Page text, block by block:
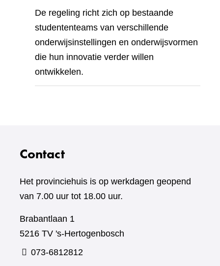
De regeling richt zich op bestaande
studententeams van verschillende
onderwijsinstellingen en onderwijsvormen
die hun innovatie verder willen
ontwikkelen.
Contact
Het provinciehuis is op werkdagen geopend
van 7.00 uur tot 18.00 uur.
Brabantlaan 1
5216 TV 's-Hertogenbosch
073-6812812